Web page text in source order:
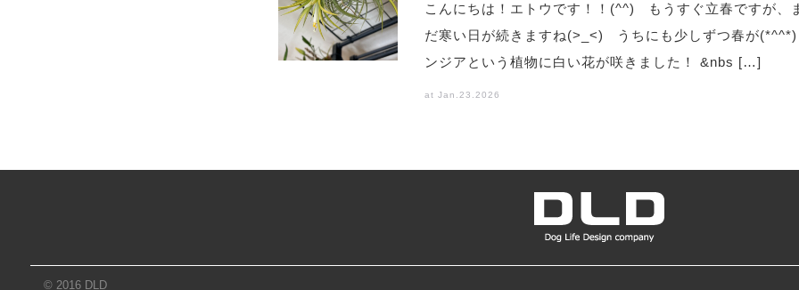
こんにちは！エトウです！！(^^) もうすぐ立春ですが、
だ寒い日が続きますね(>_<) うちにも少しずつ春が(*^^*)
ンジアという植物に白い花が咲きました！ &nbs […]
at Jan.23.2026
© 2016 DLD